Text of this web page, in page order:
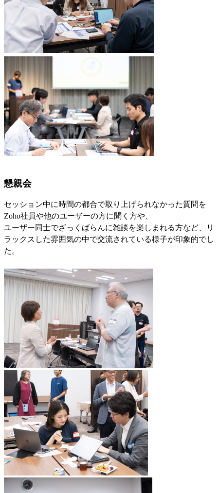
懇親会
セッション中に時間の都合で取り上げられなかった質問を
Zoho社員や他のユーザーの方に聞く方や、
ユーザー同士でざっくばらんに雑談を楽しまれる方など、リ
ラックスした雰囲気の中で交流されている様子が印象的でし
た。